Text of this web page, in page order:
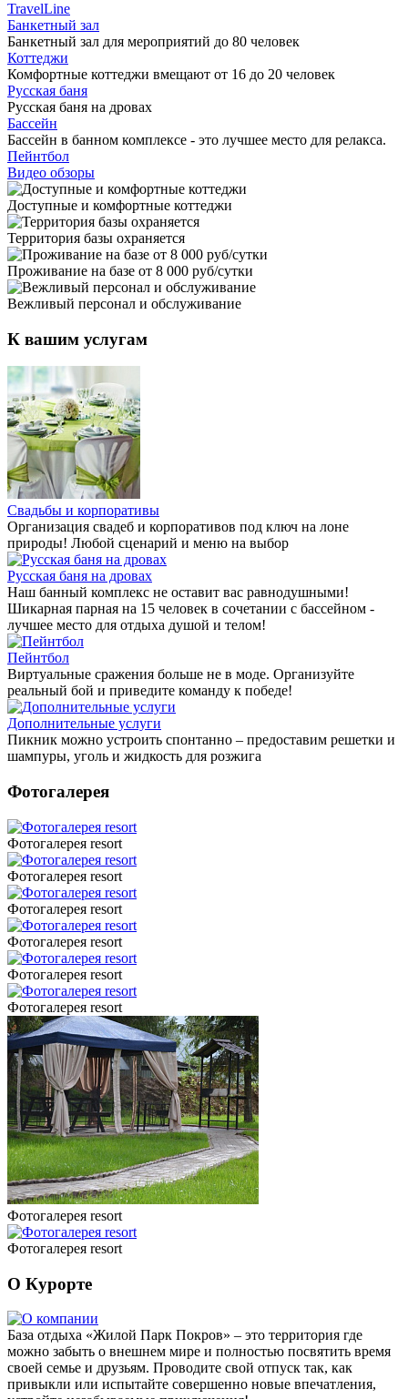
TravelLine
Банкетный зал
Банкетный зал для мероприятий до 80 человек
Коттеджи
Комфортные коттеджи вмещают от 16 до 20 человек
Русская баня
Русская баня на дровах
Бассейн
Бассейн в банном комплексе - это лучшее место для релакса.
Пейнтбол
Видео обзоры
Доступные и комфортные коттеджи
Территория базы охраняется
Проживание на базе от 8 000 руб/сутки
Вежливый персонал и обслуживание
К вашим услугам
Свадьбы и корпоративы
Организация свадеб и корпоративов под ключ на лоне
природы! Любой сценарий и меню на выбор
Русская баня на дровах
Наш банный комплекс не оставит вас равнодушными!
Шикарная парная на 15 человек в сочетании с бассейном -
лучшее место для отдыха душой и телом!
Пейнтбол
Виртуальные сражения больше не в моде. Организуйте
реальный бой и приведите команду к победе!
Дополнительные услуги
Пикник можно устроить спонтанно – предоставим решетки и
шампуры, уголь и жидкость для розжига
Фотогалерея
Фотогалерея resort
Фотогалерея resort
Фотогалерея resort
Фотогалерея resort
Фотогалерея resort
Фотогалерея resort
Фотогалерея resort
Фотогалерея resort
О Курорте
База отдыха «Жилой Парк Покров» – это территория где
можно забыть о внешнем мире и полностью посвятить время
своей семье и друзьям. Проводите свой отпуск так, как
привыкли или испытайте совершенно новые впечатления,